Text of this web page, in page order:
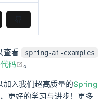
查看 spring-ai-examples
码 open in new window
。
入我们超高质量的Spring
更好的学习与进步！更多